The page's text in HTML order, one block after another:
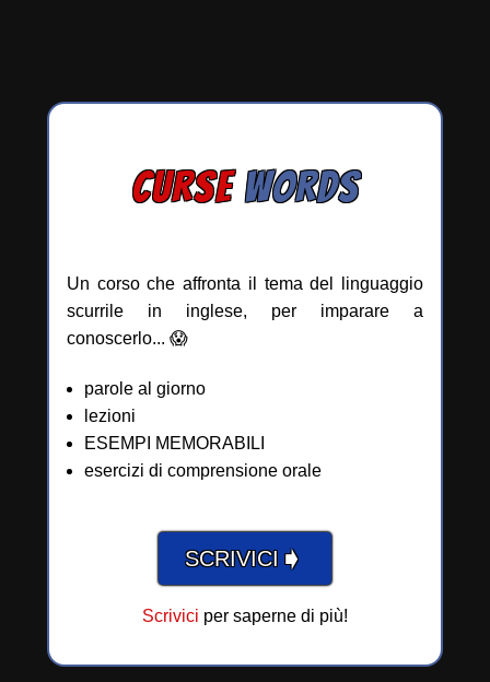
CURSE WORDS
Un corso che affronta il tema del linguaggio
scurrile in inglese, per imparare a
conoscerlo... 😱
parole al giorno
lezioni
ESEMPI MEMORABILI
esercizi di comprensione orale
SCRIVICI ➧
Scrivici per saperne di più!